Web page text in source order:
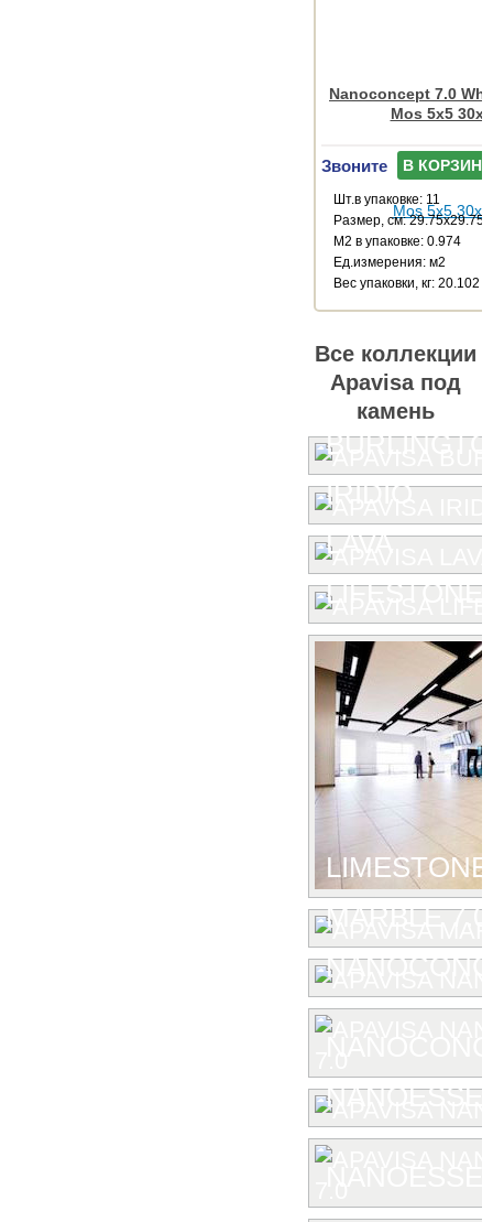
Nanoconcept 7.0
Mos 5x5
Звоните В КОРЗИНУ
Шт.в упаковке: 11
Размер, см: 29.75x29.75
М2 в упаковке: 0.974
Ед.измерения: м2
Веc упаковки, кг: 20.102
Все коллекции
Apavisa под
камень
IRIDIO
LAVA
LIFESTONE
LIMESTONE
MARBLE 7.0